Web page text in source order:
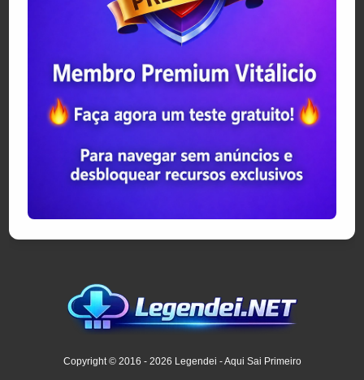
Copyright © 2016 - 2026 Legendei - Aqui Sai Primeiro